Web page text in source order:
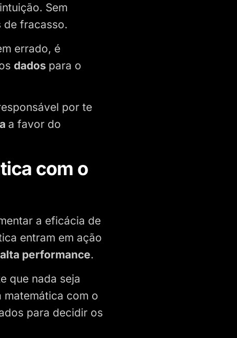
Sem
de fracasso.
errado, é
dados para o
por te
a favor do
com o
a eficácia de
entram em ação
alta performance.
que nada seja
matemática com o
para decidir os